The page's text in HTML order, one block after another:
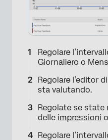
Regolare
Giornaliero o
Regolare l’editor
sta valutando.
Regolate se
delle impressioni
Regolare